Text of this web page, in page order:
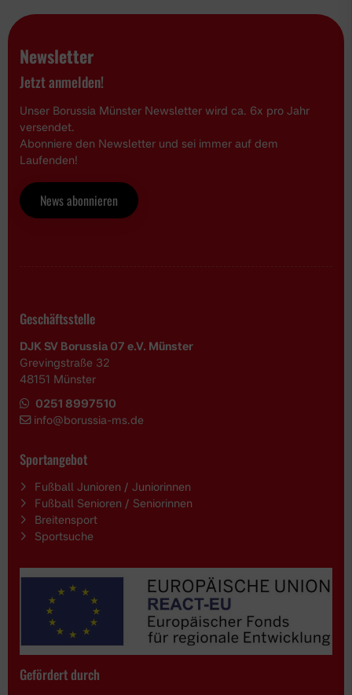
Newsletter
Jetzt anmelden!
Unser Borussia Münster Newsletter wird ca. 6x pro Jahr
versendet.
Abonniere den Newsletter und sei immer auf dem
Laufenden!
News abonnieren
Geschäftsstelle
DJK SV Borussia 07 e.V. Münster
Grevingstraße 32
48151 Münster
0251 8997510
info@borussia-ms.de
Sportangebot
Fußball Junioren / Juniorinnen
Fußball Senioren / Seniorinnen
Breitensport
Sportsuche
Gefördert durch